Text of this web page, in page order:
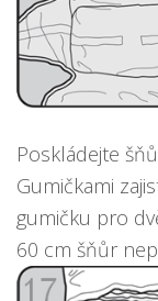
Poskládejte
Gumičkami
gumičku pro
60 cm šňůr